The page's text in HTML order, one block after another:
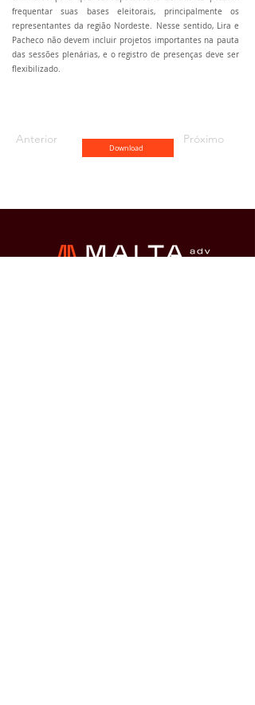
frequentar suas bases eleitorais, principalmente os
representantes da região Nordeste. Nesse sentido, Lira e
Pacheco não devem incluir projetos importantes na pauta
das sessões plenárias, e o registro de presenças deve ser
flexibilizado.
Anterior
Download
Próximo